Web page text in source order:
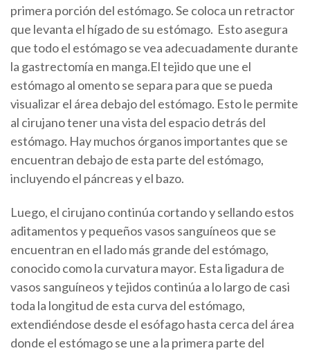
primera porción del estómago. Se coloca un retractor
que levanta el hígado de su estómago. Esto asegura
que todo el estómago se vea adecuadamente durante
la gastrectomía en manga.El tejido que une el
estómago al omento se separa para que se pueda
visualizar el área debajo del estómago. Esto le permite
al cirujano tener una vista del espacio detrás del
estómago. Hay muchos órganos importantes que se
encuentran debajo de esta parte del estómago,
incluyendo el páncreas y el bazo.
Luego, el cirujano continúa cortando y sellando estos
aditamentos y pequeños vasos sanguíneos que se
encuentran en el lado más grande del estómago,
conocido como la curvatura mayor. Esta ligadura de
vasos sanguíneos y tejidos continúa a lo largo de casi
toda la longitud de esta curva del estómago,
extendiéndose desde el esófago hasta cerca del área
donde el estómago se une a la primera parte del